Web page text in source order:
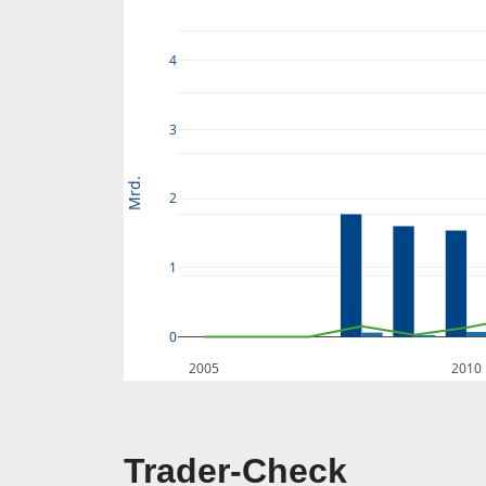
2005 2010
0
1
2
3
4
Mrd.
Trader-Check